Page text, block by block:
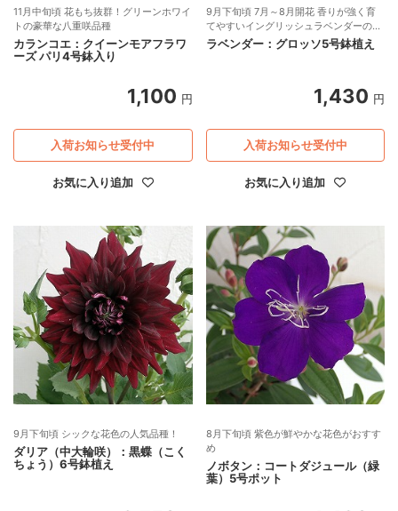
11月中旬頃 花もち抜群！グリーンホワイ
トの豪華な八重咲品種
カランコエ：クイーンモアフラワ
ーズ パリ4号鉢入り
1,100 円
お気に入り追加
入荷お知らせ受付中
9月下旬頃 7月～8月開花 香りが強く育
てやすいイングリッシュラベンダーの人
気品種
ラベンダー：グロッソ5号鉢植え
1,430 円
お気に入り追加
入荷お知らせ受付中
9月下旬頃 シックな花色の人気品種！
ダリア（中大輪咲）：黒蝶（こく
ちょう）6号鉢植え
8月下旬頃 紫色が鮮やかな花色がおすす
め
ノボタン：コートダジュール（緑
葉）5号ポット